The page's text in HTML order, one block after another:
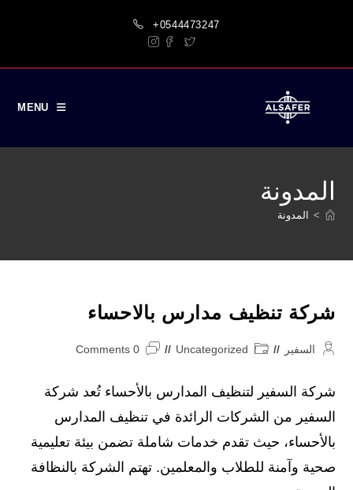
+0544473247
MENU
المدونة
> المدونة
شركة تنظيف مدارس بالاحساء
Postالسفير
Post
Uncategorized
Post
0 Comments
شركة السفير لتنظيف المدارس بالأحساء تُعد شركة
السفير من الشركات الرائدة في تنظيف المدارس
بالأحساء، حيث تقدم خدمات شاملة تضمن بيئة تعليمية
صحية وآمنة للطلاب والمعلمين. تهتم الشركة بالنظافة